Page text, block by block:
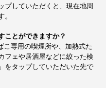
プしていただくと、現在地周
ことができますか？
こ専用の喫煙所や、加熱式た
フェや居酒屋などに絞った検
をタップしていただいた先で